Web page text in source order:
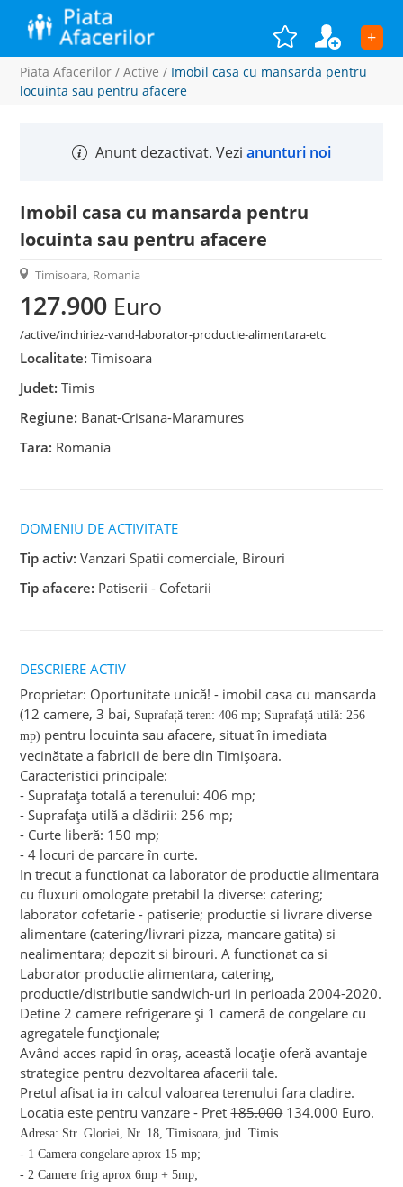
+
Piata Afacerilor /Active / Imobil casa cu mansarda pentru
locuinta sau pentru afacere
Anunt dezactivat. Vezi anunturi noi
Imobil casa cu mansarda pentru
locuinta sau pentru afacere
Timisoara, Romania
127.900 Euro
/active/inchiriez-vand-laborator-productie-alimentara-etc
Localitate: Timisoara
Judet: Timis
Regiune: Banat-Crisana-Maramures
Tara: Romania
DOMENIU DE ACTIVITATE
Tip activ: Vanzari Spatii comerciale, Birouri
Tip afacere: Patiserii - Cofetarii
DESCRIERE ACTIV
Proprietar: Oportunitate unică! - imobil casa cu mansarda
(12 camere, 3 bai, Suprafață teren:406 mp; Suprafață utilă:256
mp) pentru locuinta sau afacere, situat în imediata
vecinătate a fabricii de bere din Timișoara.
Caracteristici principale:
- Suprafața totală a terenului: 406 mp;
- Suprafața utilă a clădirii: 256 mp;
- Curte liberă: 150 mp;
- 4 locuri de parcare în curte.
In trecut a functionat ca laborator de productie alimentara
cu fluxuri omologate pretabil la diverse: catering;
laborator cofetarie - patiserie; productie si livrare diverse
alimentare (catering/livrari pizza, mancare gatita) si
nealimentara; depozit si birouri. A functionat ca si
Laborator productie alimentara, catering,
productie/distributie sandwich-uri in perioada 2004-2020.
Detine 2 camere refrigerare și 1 cameră de congelare cu
agregatele funcționale;
Având acces rapid în oraș, această locație oferă avantaje
strategice pentru dezvoltarea afacerii tale.
Pretul afisat ia in calcul valoarea terenului fara cladire.
Locatia este pentru vanzare - Pret185.000134.000 Euro.
Adresa: Str. Gloriei, Nr. 18, Timisoara, jud. Timis.
- 1 Camera congelare aprox 15 mp;
- 2 Camere frig aprox 6mp + 5mp;